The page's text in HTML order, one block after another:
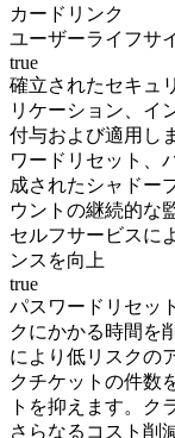
カードリンク
ユーザーライフサ
true
確立されたセキュ
リケーション、イ
付与および適用し
ワードリセット、
成されたシャドー
ウントの継続的な
セルフサービスに
ンスを向上
true
パスワードリセッ
クにかかる時間を
により低リスクの
クチケットの件数
トを抑えます。ク
さらなるコスト削